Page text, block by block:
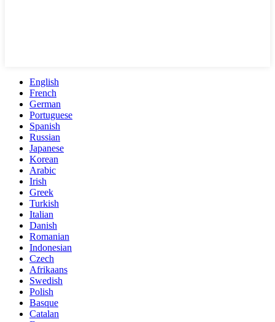
English
French
German
Portuguese
Spanish
Russian
Japanese
Korean
Arabic
Irish
Greek
Turkish
Italian
Danish
Romanian
Indonesian
Czech
Afrikaans
Swedish
Polish
Basque
Catalan